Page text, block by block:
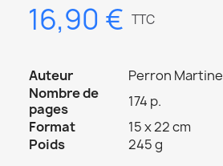
16,90 € TTC
Auteur
Perron Martine
Nombre de
pages
174 p.
Format
15 x 22 cm
Poids
245 g